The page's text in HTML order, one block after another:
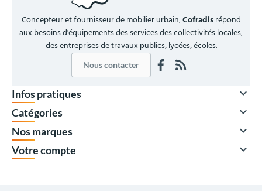
Concepteur et fournisseur de mobilier urbain,Cofradisrépond
aux besoins d'équipements des services des collectivités locales,
des entreprises de travaux publics, lycées, écoles.
Nous contacter
Infos pratiques 
Catégories 
Nos marques 
Votre compte 